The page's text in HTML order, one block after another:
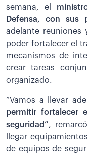
semana, el
Defensa, con sus
adelante reuniones
poder fortalecer el
mecanismos de
crear tareas
organizado.
“Vamos a llevar
permitir fortalecer
seguridad”,
llegar
de equipos de